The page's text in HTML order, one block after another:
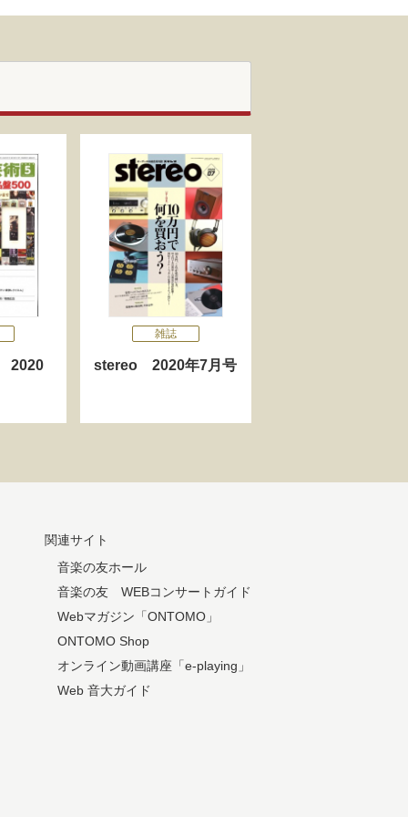
2020
雑誌
stereo 2020年7月号
関連サイト
音楽の友ホール
音楽の友 WEBコンサートガイド
Webマガジン「ONTOMO」
ONTOMO Shop
オンライン動画講座「e-playing」
Web 音大ガイド